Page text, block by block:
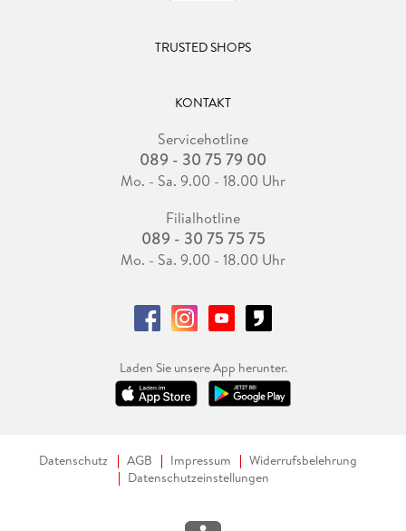
TRUSTED SHOPS
KONTAKT
Servicehotline
089 - 30 75 79 00
Mo. - Sa. 9.00 - 18.00 Uhr
Filialhotline
089 - 30 75 75 75
Mo. - Sa. 9.00 - 18.00 Uhr
Laden Sie unsere App herunter.
Datenschutz AGB Impressum
Widerrufsbelehrung
Datenschutzeinstellungen